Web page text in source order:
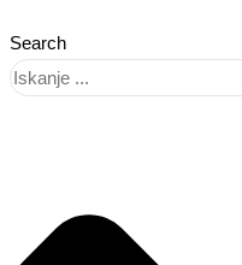
Search